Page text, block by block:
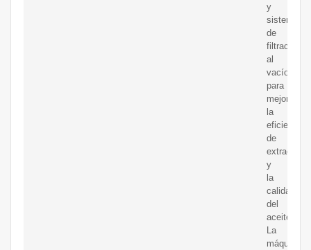
y
sistema
de
filtración
al
vacío
para
mejorar
la
eficiencia
de
extracción
y
la
calidad
del
aceite.
La
máquina